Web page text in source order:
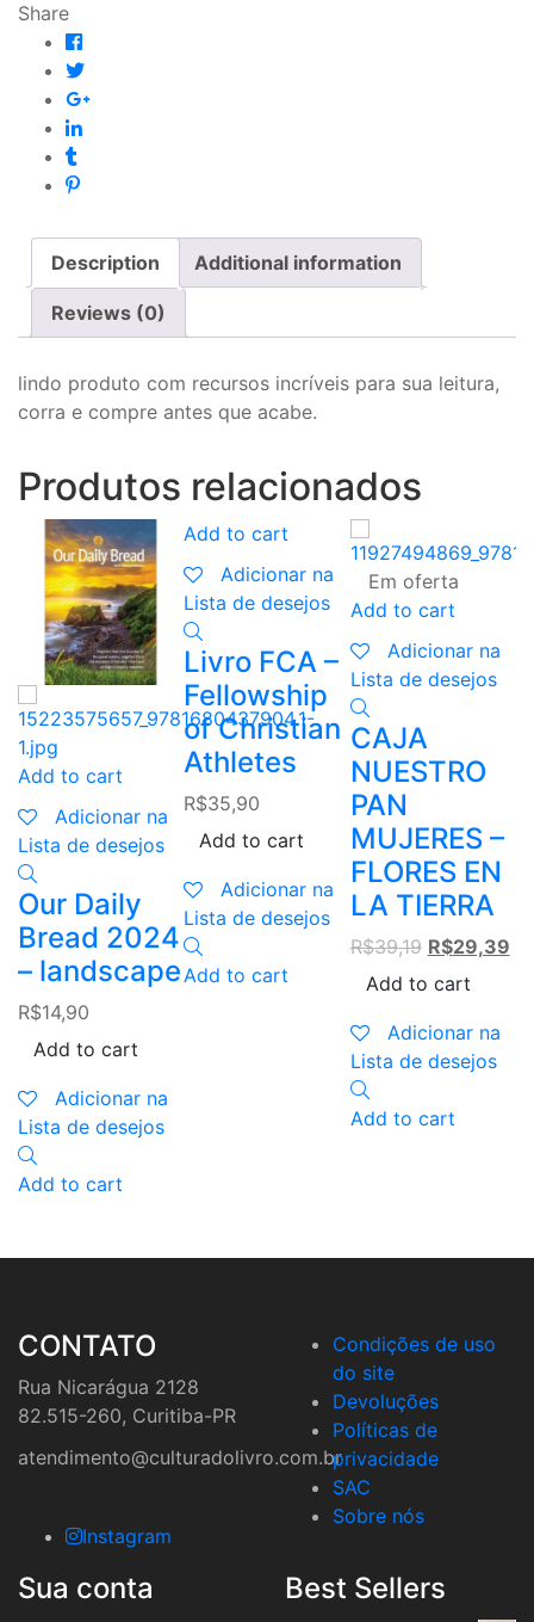
Share
Description Additional information
Reviews (0)
lindo produto com recursos incríveis para sua leitura,
corra e compre antes que acabe.
Produtos relacionados
Add to cart
Adicionar na
Lista de desejos
Our Daily
Bread 2024
– landscape
R$14,90
Add to cart
Adicionar na
Lista de desejos
Add to cart
Add to cart
Adicionar na
Lista de desejos
Livro FCA –
Fellowship
of Christian
Athletes
R$35,90
Add to cart
Adicionar na
Lista de desejos
Add to cart
Em oferta
Add to cart
Adicionar na
Lista de desejos
CAJA
NUESTRO
PAN
MUJERES –
FLORES EN
LA TIERRA
R$39,19 Original
price
R$39,19.
R$29,39
Add to cart
Adicionar na
Lista de desejos
Add to cart
CONTATO
Rua Nicarágua 2128
82.515-260, Curitiba-PR
atendimento@culturadolivro.com.br
Instagram
Condições de uso
do site
Devoluções
Políticas de
privacidade
SAC
Sobre nós
Sua conta Best Sellers